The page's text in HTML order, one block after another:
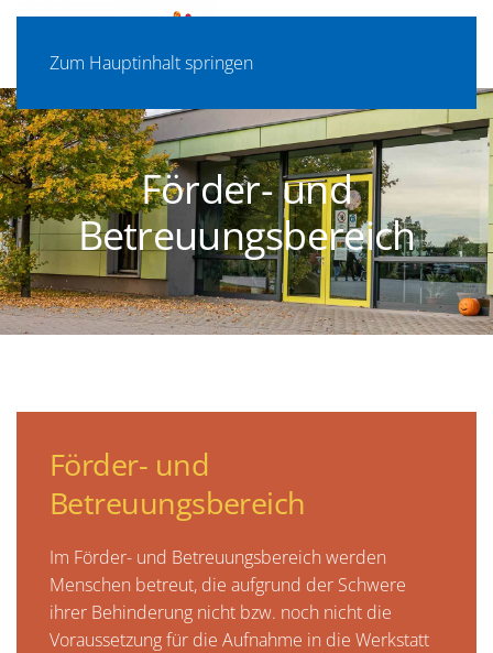
Zum Hauptinhalt springen
Förder- und
Betreuungsbereich
Förder- und
Betreuungsbereich
Im Förder- und Betreuungsbereich werden
Menschen betreut, die aufgrund der Schwere
ihrer Behinderung nicht bzw. noch nicht die
Voraussetzung für die Aufnahme in die Werkstatt